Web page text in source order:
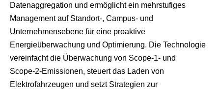
Datenaggregation und ermöglicht ein mehrstufiges
Management auf Standort‑, Campus‑ und
Unternehmensebene für eine proaktive
Energieüberwachung und Optimierung. Die Technologie
vereinfacht die Überwachung von Scope‑1‑ und
Scope‑2‑Emissionen, steuert das Laden von
Elektrofahrzeugen und setzt Strategien zur